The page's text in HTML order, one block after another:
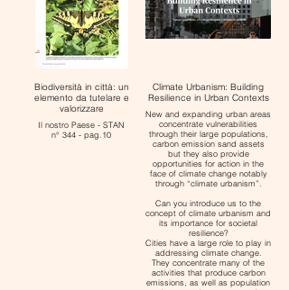
Biodiversità in città: un
elemento da tutelare e
valorizzare
Il nostro Paese - STAN
n° 344 - pag.10
Climate Urbanism: Building
Resilience in Urban Contexts
New and expanding urban areas
concentrate vulnerabilities
through their large populations,
carbon emission sand assets
but they also provide
opportunities for action in the
face of climate change notably
through “climate urbanism”.
Can you introduce us to the
concept of climate urbanism and
its importance for societal
resilience?
Cities have a large role to play in
addressing climate change.
They concentrate many of the
activities that produce carbon
emissions, as well as population